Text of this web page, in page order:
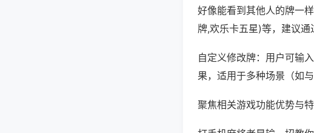
好像能看到其他人的牌一
牌,欢乐卡五星)等，建议通
自定义修改牌：用户可输
果，适用于多种场景（如
聚焦相关游戏功能优势与特